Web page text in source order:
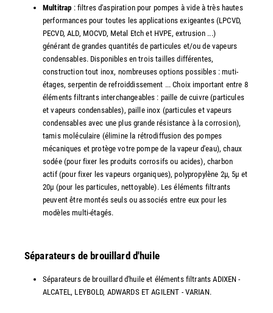
Multitrap : filtres d'aspiration pour pompes à vide à très hautes
performances pour toutes les applications exigeantes (LPCVD,
PECVD, ALD, MOCVD, Metal Etch et HVPE, extrusion ...)
générant de grandes quantités de particules et/ou de vapeurs
condensables. Disponibles en trois tailles différentes,
construction tout inox, nombreuses options possibles : muti-
étages, serpentin de refroiddissement ... Choix important entre 8
éléments filtrants interchangeables : paille de cuivre (particules
et vapeurs condensables), paille inox (particules et vapeurs
condensables avec une plus grande résistance à la corrosion),
tamis moléculaire (élimine la rétrodiffusion des pompes
mécaniques et protège votre pompe de la vapeur d'eau), chaux
sodée (pour fixer les produits corrosifs ou acides), charbon
actif (pour fixer les vapeurs organiques), polypropylène 2µ, 5µ et
20µ (pour les particules, nettoyable). Les éléments filtrants
peuvent être montés seuls ou associés entre eux pour les
modèles multi-étagés.
Séparateurs de brouillard d'huile
Séparateurs de brouillard d'huile et éléments filtrants ADIXEN -
ALCATEL, LEYBOLD, ADWARDS ET AGILENT - VARIAN.